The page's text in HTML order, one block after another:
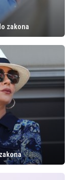
zakona